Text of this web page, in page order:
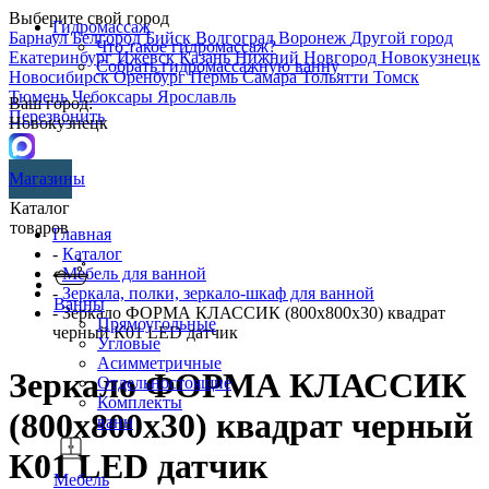
Выберите свой город
БарнаулБелгородБийск ВолгоградВоронеж Другой город
ЕкатеринбургИжевскКазаньНижний Новгород Новокузнецк
НовосибирскОренбургПермьСамараТольятти Томск
ТюменьЧебоксары Ярославль
Перезвонить
Гидромассаж
Что такое гидромассаж?
Собрать гидромассажную ванну
Ваш город:
Новокузнецк
Магазины
Каталог
товаров
Ванны
Прямоугольные
Угловые
Асимметричные
Отдельностоящие
Комплекты
ванн
Мебель
Главная
- Каталог
-Мебель для ванной
- Зеркала, полки, зеркало-шкаф для ванной
- Зеркало ФОРМА КЛАССИК (800х800х30) квадрат
черный К01 LED датчик
Зеркало ФОРМА КЛАССИК
(800х800х30) квадрат черный
К01 LED датчик